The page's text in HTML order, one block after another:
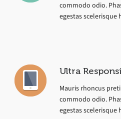
commodo odio.
egestas
Ultra
Mauris rhoncus
commodo odio.
egestas